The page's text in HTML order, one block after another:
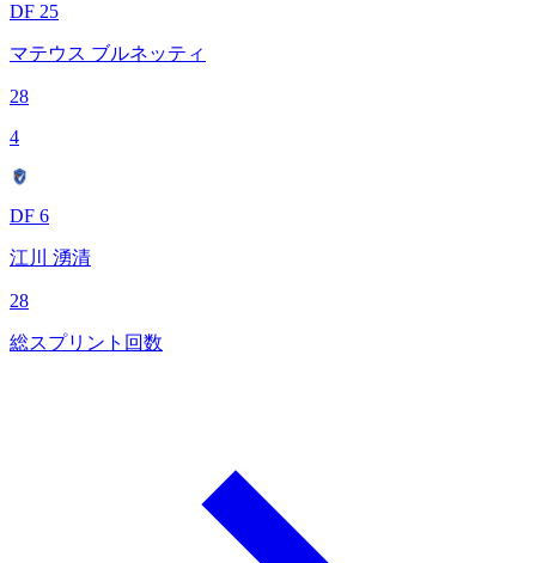
DF 25
マテウス ブルネッティ
28
4
DF 6
江川 湧清
28
総スプリント回数